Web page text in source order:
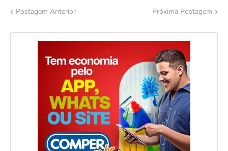
Postagem Anterior Próxima Postagem